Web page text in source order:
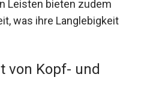
Leisten bieten zudem
was ihre Langlebigkeit
von Kopf- und